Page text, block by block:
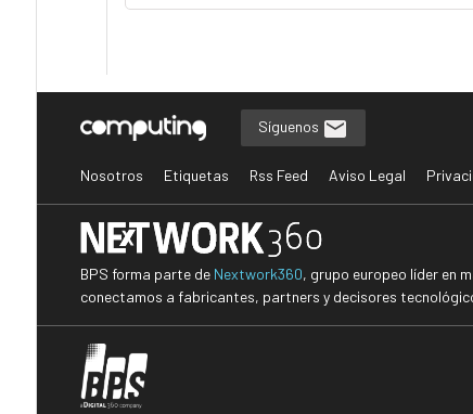
Síguenos
Nosotros Etiquetas Rss Feed Aviso Legal
BPS forma parte de Nextwork360, grupo europeo líder en
conectamos a fabricantes, partners y decisores